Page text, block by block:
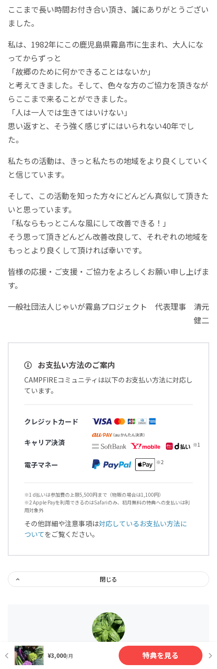
¥3,000/月 特典を見る
ここまで長い時間お付き合い頂き、誠にありがとうござい
ました。
私は、1982年にこの鹿児島県霧島市に生まれ、大人にな
ってからずっと
「故郷のために何かできることはないか」
と考えてきました。そして、色々な方のご協力を頂きなが
らここまで来ることができました。
「人は一人では生きてはいけない」
思い返すと、そう強く感じずにはいられない40年でし
た。
私たちの活動は、きっと私たちの地域をより良くしていく
と信じています。
そして、この活動を知った方々にどんどん真似して頂きた
いと思っています。
「私ならもっとこんな風にして改善できる！」
そう思って頂きどんどん改善改良して、それぞれの地域を
もっとより良くして頂ければ幸いです。
皆様の応援・ご支援・ご協力をよろしくお願い申し上げま
す。
一般社団法人じゃいが霧島プロジェクト 代表理事 清元
健二
お支払い方法のご案内
CAMPFIREコミュニティは以下のお支払い方法に対応し
ています。
クレジットカード
キャリア決済
電子マネー
※1 d払いは参加費の上限5,500円まで（物販の場合は1,100円）
※2 Apple Payを利用できるのはSafariのみ、初月無料の特典への支払いは利
用対象外
その他詳細や注意事項は対応しているお支払い方法に
ついてをご覧ください。
閉じる
三輪ファーム